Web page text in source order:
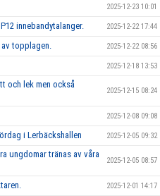
2025-12-23 10:01
innebandytalanger. 2025-12-22 17:44
topplagen. 2025-12-22 08:56
2025-12-18 13:53
och lek men också
2025-12-15 08:24
2025-12-08 09:08
i Lerbäckshallen 2025-12-05 09:32
ungdomar tränas av våra
2025-12-05 08:57
2025-12-01 14:17